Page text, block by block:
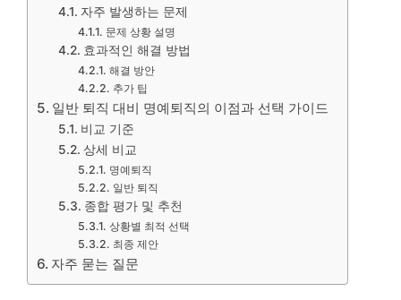
자주 발생하는 문제
문제 상황 설명
효과적인 해결 방법
해결 방안
추가 팁
일반 퇴직 대비 명예퇴직의 이점과 선택 가이드
비교 기준
상세 비교
명예퇴직
일반 퇴직
종합 평가 및 추천
상황별 최적 선택
최종 제안
자주 묻는 질문